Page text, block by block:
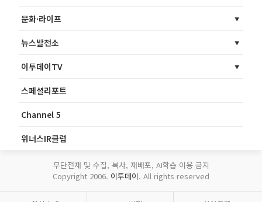
문화·라이프
뉴스발전소
이투데이TV
스페셜리포트
Channel 5
위너스IR클럽
무단전재 및 수집, 복사, 재배포, AI학습 이용 금지
Copyright 2006. 이투데이. All rights reserved